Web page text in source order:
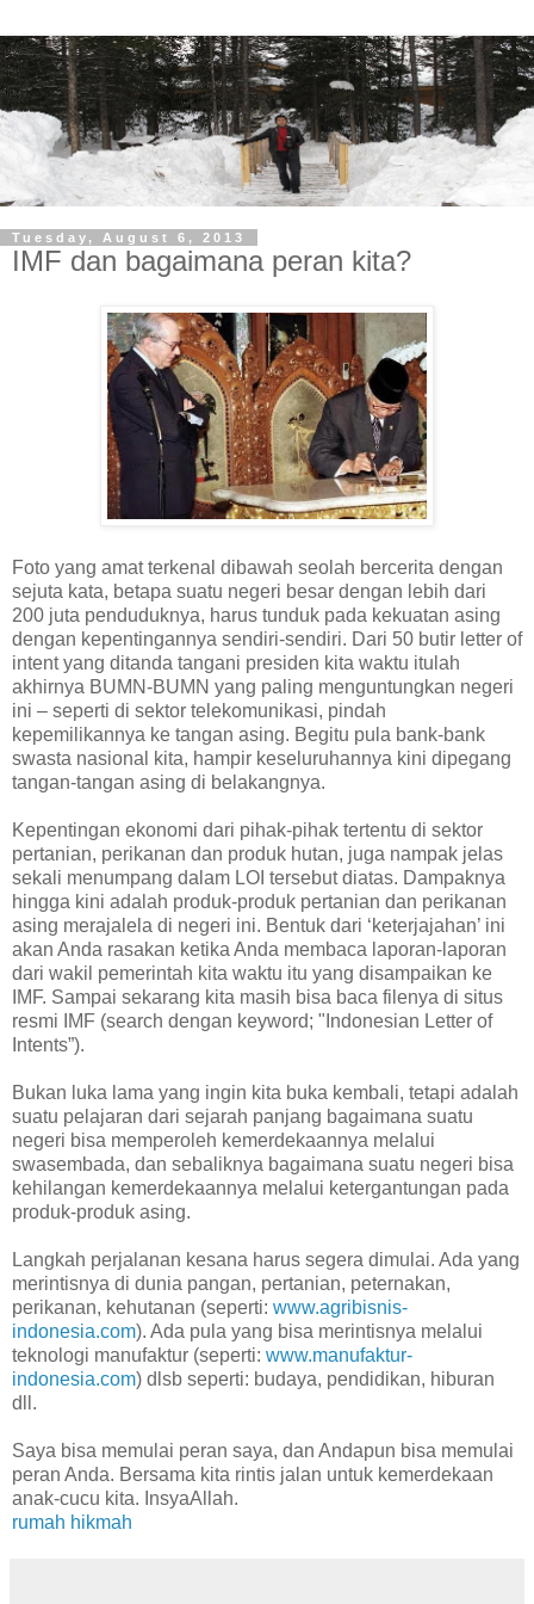
Tuesday, August 6, 2013
IMF dan bagaimana peran kita?
Foto yang amat terkenal dibawah seolah bercerita dengan
sejuta kata, betapa suatu negeri besar dengan lebih dari
200 juta penduduknya, harus tunduk pada kekuatan asing
dengan kepentingannya sendiri-sendiri. Dari 50 butir letter of
intent yang ditanda tangani presiden kita waktu itulah
akhirnya BUMN-BUMN yang paling menguntungkan negeri
ini – seperti di sektor telekomunikasi, pindah
kepemilikannya ke tangan asing. Begitu pula bank-bank
swasta nasional kita, hampir keseluruhannya kini dipegang
tangan-tangan asing di belakangnya.
Kepentingan ekonomi dari pihak-pihak tertentu di sektor
pertanian, perikanan dan produk hutan, juga nampak jelas
sekali menumpang dalam LOI tersebut diatas. Dampaknya
hingga kini adalah produk-produk pertanian dan perikanan
asing merajalela di negeri ini. Bentuk dari ‘keterjajahan’ ini
akan Anda rasakan ketika Anda membaca laporan-laporan
dari wakil pemerintah kita waktu itu yang disampaikan ke
IMF. Sampai sekarang kita masih bisa baca filenya di situs
resmi IMF (search dengan keyword; "Indonesian Letter of
Intents”).
Bukan luka lama yang ingin kita buka kembali, tetapi adalah
suatu pelajaran dari sejarah panjang bagaimana suatu
negeri bisa memperoleh kemerdekaannya melalui
swasembada, dan sebaliknya bagaimana suatu negeri bisa
kehilangan kemerdekaannya melalui ketergantungan pada
produk-produk asing.
Langkah perjalanan kesana harus segera dimulai. Ada yang
merintisnya di dunia pangan, pertanian, peternakan,
perikanan, kehutanan (seperti: www.agribisnis-
indonesia.com). Ada pula yang bisa merintisnya melalui
teknologi manufaktur (seperti: www.manufaktur-
indonesia.com) dlsb seperti: budaya, pendidikan, hiburan
dll.
Saya bisa memulai peran saya, dan Andapun bisa memulai
peran Anda. Bersama kita rintis jalan untuk kemerdekaan
anak-cucu kita. InsyaAllah.
rumah hikmah